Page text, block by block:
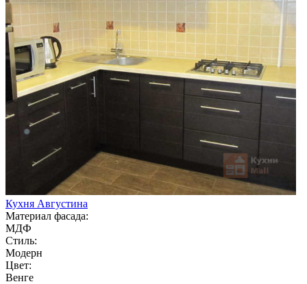
Кухня Августина
Материал фасада:
МДФ
Стиль:
Модерн
Цвет:
Венге